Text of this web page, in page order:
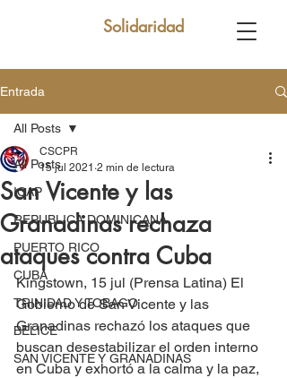
Solidaridad
Entrada
All Posts
ICAP
REPUBLICA DOMINICANA
PUERTO RICO
CUBA
TRINIDAD Y TOBAGO
BELICE
SAN VICENTE Y GRANADINAS
All Posts
San Vicente y las
Granadinas rechaza
ataques contra Cuba
CSCPR
15 jul 2021 2 min de lectura
Kingstown, 15 jul (Prensa Latina) El
Gobierno de San Vicente y las
Granadinas rechazó los ataques que
buscan desestabilizar el orden interno
en Cuba y exhortó a la calma y la paz,